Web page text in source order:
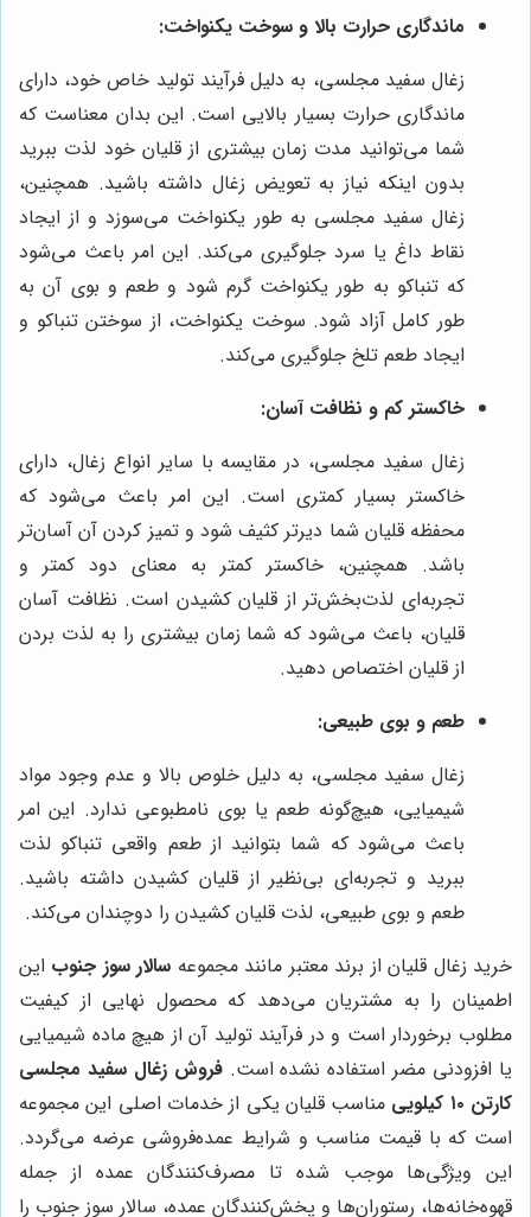
ماندگاری حرارت بالا و سوخت یکنواخت:
زغال سفید مجلسی، به دلیل فرآیند تولید خاص خود، دارای
ماندگاری حرارت بسیار بالایی است. این بدان معناست که
شما می‌توانید مدت زمان بیشتری از قلیان خود لذت ببرید
بدون اینکه نیاز به تعویض زغال داشته باشید. همچنین،
زغال سفید مجلسی به طور یکنواخت می‌سوزد و از ایجاد
نقاط داغ یا سرد جلوگیری می‌کند. این امر باعث می‌شود
که تنباکو به طور یکنواخت گرم شود و طعم و بوی آن به
طور کامل آزاد شود. سوخت یکنواخت، از سوختن تنباکو و
ایجاد طعم تلخ جلوگیری می‌کند.
خاکستر کم و نظافت آسان:
زغال سفید مجلسی، در مقایسه با سایر انواع زغال، دارای
خاکستر بسیار کمتری است. این امر باعث می‌شود که
محفظه قلیان شما دیرتر کثیف شود و تمیز کردن آن آسان‌تر
باشد. همچنین، خاکستر کمتر به معنای دود کمتر و
تجربه‌ای لذت‌بخش‌تر از قلیان کشیدن است. نظافت آسان
قلیان، باعث می‌شود که شما زمان بیشتری را به لذت بردن
از قلیان اختصاص دهید.
طعم و بوی طبیعی:
زغال سفید مجلسی، به دلیل خلوص بالا و عدم وجود مواد
شیمیایی، هیچ‌گونه طعم یا بوی نامطبوعی ندارد. این امر
باعث می‌شود که شما بتوانید از طعم واقعی تنباکو لذت
ببرید و تجربه‌ای بی‌نظیر از قلیان کشیدن داشته باشید.
طعم و بوی طبیعی، لذت قلیان کشیدن را دوچندان می‌کند.
خرید زغال قلیان از برند معتبر مانند مجموعه سالار سوز جنوب این
اطمینان را به مشتریان می‌دهد که محصول نهایی از کیفیت
مطلوب برخوردار است و در فرآیند تولید آن از هیچ ماده شیمیایی
یا افزودنی مضر استفاده نشده است.فروش زغال سفید مجلسی
کارتن ۱۰ کیلویی
مناسب قلیان یکی از خدمات اصلی این مجموعه
است که با قیمت مناسب و شرایط عمده‌فروشی عرضه می‌گردد.
این ویژگی‌ها موجب شده تا مصرف‌کنندگان عمده از جمله
قهوه‌خانه‌ها، رستوران‌ها و پخش‌کنندگان عمده، سالار سوز جنوب را